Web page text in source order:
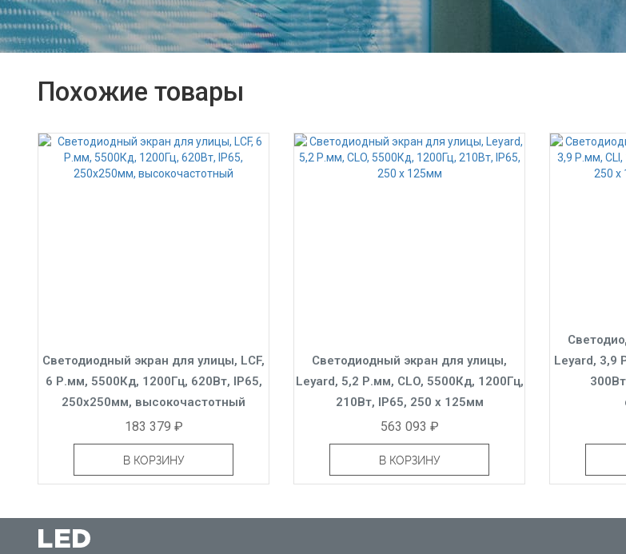
Похожие товары
Светодиодный экран для улицы, LCF,
6 Р.мм, 5500Кд, 1200Гц, 620Вт, IP65,
250x250мм, высокочастотный
183 379 ₽
В КОРЗИНУ
Светодиодный экран для улицы,
Leyard, 5,2 Р.мм, CLO, 5500Кд, 1200Гц,
210Вт, IP65, 250 x 125мм
563 093 ₽
В КОРЗИНУ
Leyard, 3,9